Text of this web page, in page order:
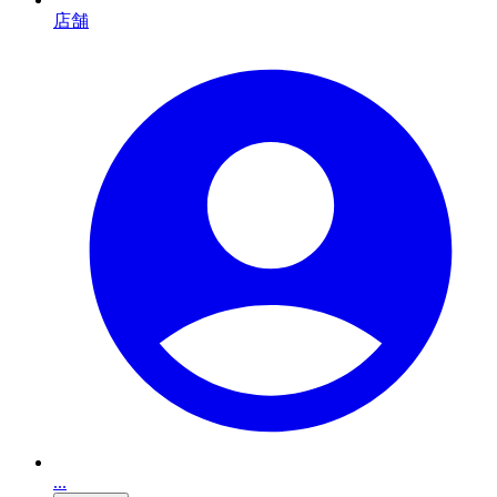
店舗
...